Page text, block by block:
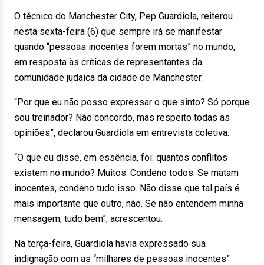
O técnico do Manchester City, Pep Guardiola, reiterou
nesta sexta-feira (6) que sempre irá se manifestar
quando “pessoas inocentes forem mortas” no mundo,
em resposta às críticas de representantes da
comunidade judaica da cidade de Manchester.
“Por que eu não posso expressar o que sinto? Só porque
sou treinador? Não concordo, mas respeito todas as
opiniões”, declarou Guardiola em entrevista coletiva.
“O que eu disse, em essência, foi: quantos conflitos
existem no mundo? Muitos. Condeno todos. Se matam
inocentes, condeno tudo isso. Não disse que tal país é
mais importante que outro, não. Se não entendem minha
mensagem, tudo bem”, acrescentou.
Na terça-feira, Guardiola havia expressado sua
indignação com as “milhares de pessoas inocentes”